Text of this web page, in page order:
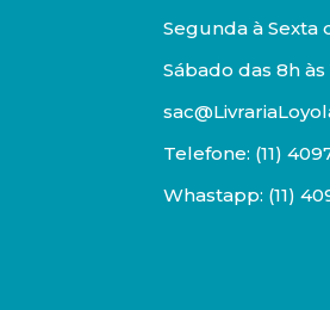
Segunda à Sexta
Sábado das 8h às
Telefone: (11)
Whastapp: (11)